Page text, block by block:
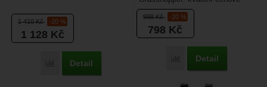
1 410Kč -20 %
1 128 Kč
Porovnat
Detail
998Kč -20 %
798 Kč
Porovnat
Detail
dostupné návleky na boty.
Ochrání vaše boty i kalhoty...